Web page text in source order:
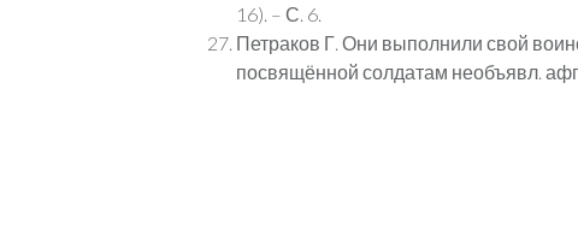
16). – С. 6.
Петраков Г. Они выполнили свой
посвящённой солдатам необъявл.